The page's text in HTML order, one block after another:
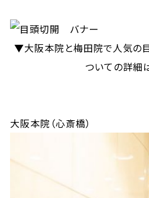
▼大阪本院と梅田院で人気の
ついての詳細
大阪本院（心斎橋）